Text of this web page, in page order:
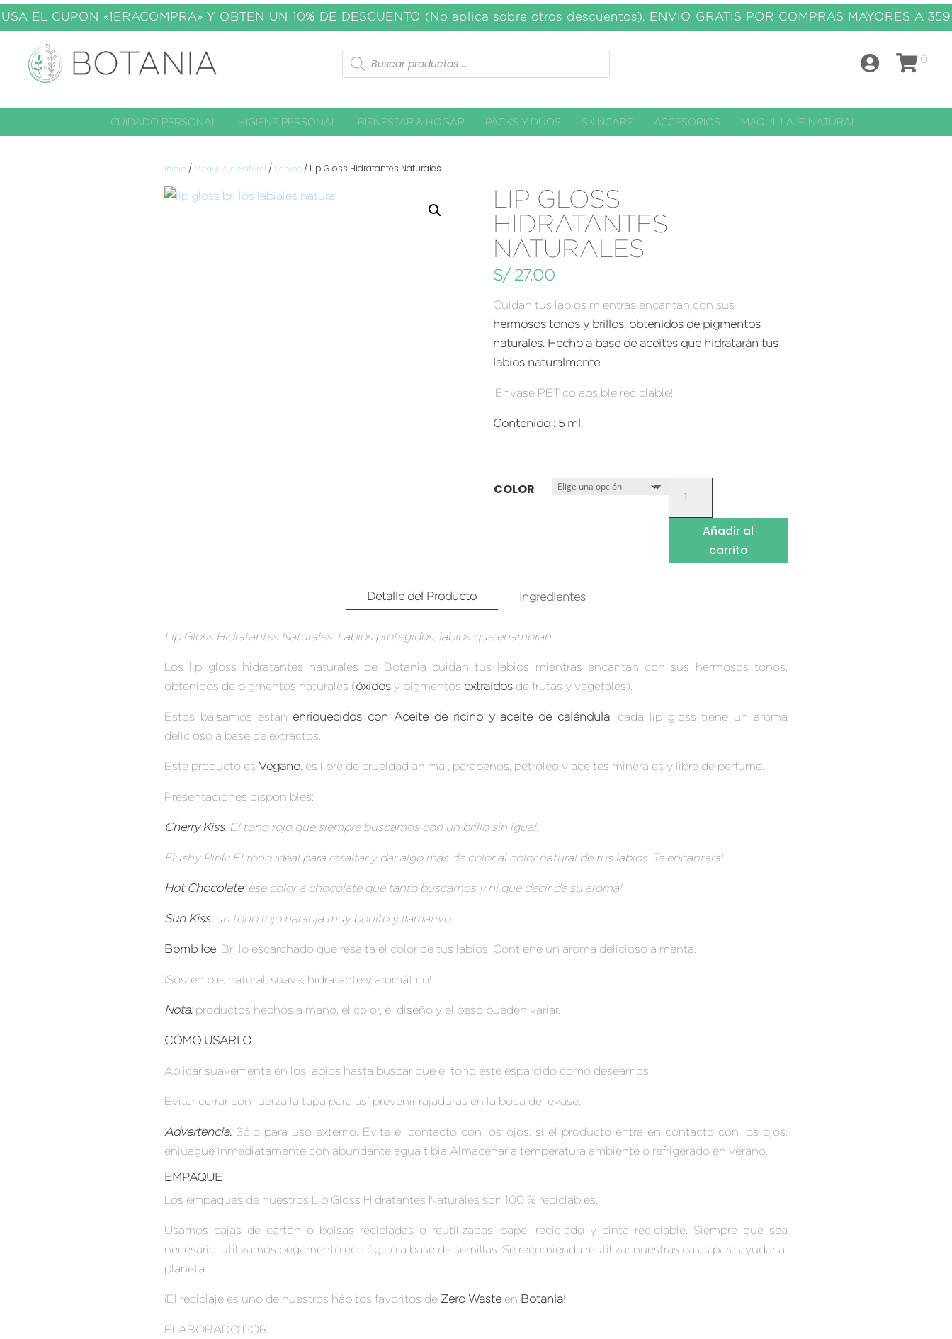
USA EL CUPON «1ERACOMPRA» Y OBTEN UN 10% DE DESCUENTO (No aplica sobre otros descuentos). ENVIO GRATIS POR COMPRAS MAYORES A 359
Búsqueda
de
productos
0
CUIDADO PERSONAL HIGIENE PERSONAL BIENESTAR & HOGAR PACKS Y DÚOS SKINCARE ACCESORIOS MAQUILLAJE NATURAL
Inicio / Maquillaje Natural / Labios / Lip Gloss Hidratantes Naturales
LIP GLOSS
HIDRATANTES
NATURALES
S/27.00
Cuidan tus labios mientras encantan con sus
hermosos tonos y brillos, obtenidos de pigmentos
naturales. Hecho a base de aceites que hidratarán tus
labios naturalmente
¡Envase PET colapsible reciclable!
Contenido : 5 ml.
COLOR
GLOSS
HIDRATANTES
NATURALES
CANTIDAD
Añadir al
carrito
Detalle del Producto Ingredientes
Lip Gloss Hidratantes Naturales. Labios protegidos, labios que enamoran.
Los lip gloss hidratantes naturales de Botania cuidan tus labios mientras encantan con sus hermosos tonos,
obtenidos de pigmentos naturales (óxidos y pigmentos extraídos de frutas y vegetales)
Estos bálsamos están enriquecidos con Aceite de ricino y aceite de caléndula , cada lip gloss tiene un aroma
delicioso a base de extractos.
Este producto es Vegano , es libre de crueldad animal, parabenos, petróleo y aceites minerales y libre de perfume.
Presentaciones disponibles:
Cherry Kiss: El tono rojo que siempre buscamos con un brillo sin igual.
Flushy Pink: El tono ideal para resaltar y dar algo más de color al color natural de tus labios. Te encantará!
Hot Chocolate: ese color a chocolate que tanto buscamos y ni que decir de su aroma!
Sun Kiss: un tono rojo naranja muy bonito y llamativo
Bomb Ice: Brillo escarchado que resalta el color de tus labios. Contiene un aroma delicioso a menta.
¡Sostenible, natural, suave, hidratante y aromático!
Nota:productos hechos a mano, el color, el diseño y el peso pueden variar.
CÓMO USARLO
Aplicar suavemente en los labios hasta buscar que el tono este esparcido como deseamos.
Evitar cerrar con fuerza la tapa para así prevenir rajaduras en la boca del evase.
Advertencia:Sólo para uso externo. Evite el contacto con los ojos, si el producto entra en contacto con los ojos,
enjuague inmediatamente con abundante agua tibia Almacenar a temperatura ambiente o refrigerado en verano.
EMPAQUE
Los empaques de nuestros Lip Gloss Hidratantes Naturales son 100 % reciclables.
Usamos cajas de cartón o bolsas recicladas o reutilizadas, papel reciclado y cinta reciclable. Siempre que sea
necesario, utilizamos pegamento ecológico a base de semillas. Se recomienda reutilizar nuestras cajas para ayudar al
planeta.
¡El reciclaje es uno de nuestros hábitos favoritos de Zero Waste en Botania!
ELABORADO POR: